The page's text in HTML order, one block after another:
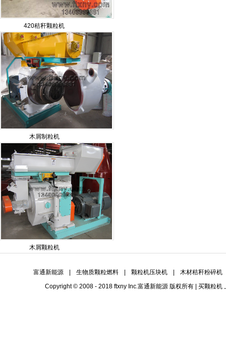
420秸秆颗粒机
木屑制粒机
木屑颗粒机
富通新能源 生物质颗粒燃料 颗粒机压块机
木材秸秆粉碎机
Copyright © 2008 - 2018 ftxny Inc.富通新能源 版权所有 | 买颗粒机